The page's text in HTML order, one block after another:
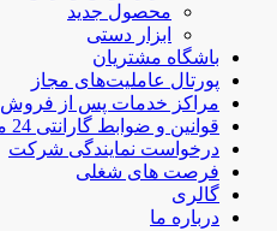
محصول جدید
ابزار دستی
باشگاه مشتریان
پورتال عاملیت‌های مجاز
مراکز خدمات پس از فروش
قوانین و ضوابط گارانتی 24 ماهه
درخواست نمایندگی شرکت
فرصت های شغلی
گالری
درباره ما